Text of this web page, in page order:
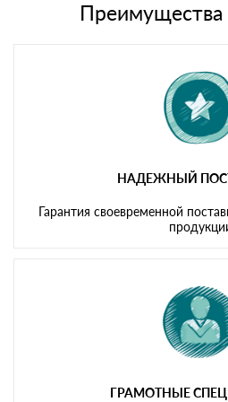
либо Вы забираете товар со
Преимущества
НАДЕЖНЫЙ
Гарантия своевременной
ГРАМОТНЫЕ